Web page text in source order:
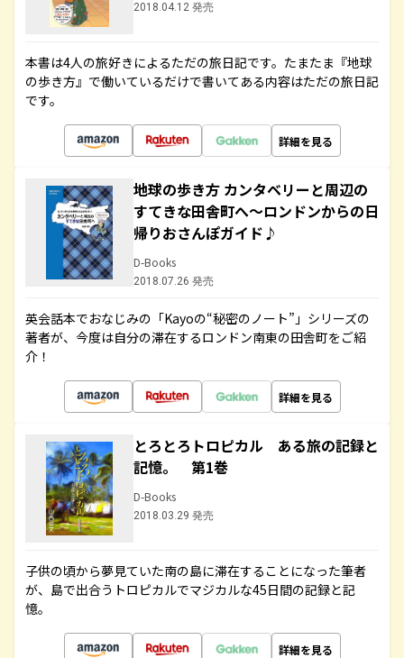
2018.04.12 発売
本書は4人の旅好きによるただの旅日記です。たまたま『地球
の歩き方』で働いているだけで書いてある内容はただの旅日記
です。
詳細を見る
地球の歩き方 カンタベリーと周辺の
すてきな田舎町へ～ロンドンからの日
帰りおさんぽガイド♪
D-Books
2018.07.26 発売
英会話本でおなじみの「Kayoの“秘密のノート”」シリーズの
著者が、今度は自分の滞在するロンドン南東の田舎町をご紹
介！
詳細を見る
とろとろトロピカル ある旅の記録と
記憶。 第1巻
D-Books
2018.03.29 発売
子供の頃から夢見ていた南の島に滞在することになった筆者
が、島で出合うトロピカルでマジカルな45日間の記録と記
憶。
詳細を見る